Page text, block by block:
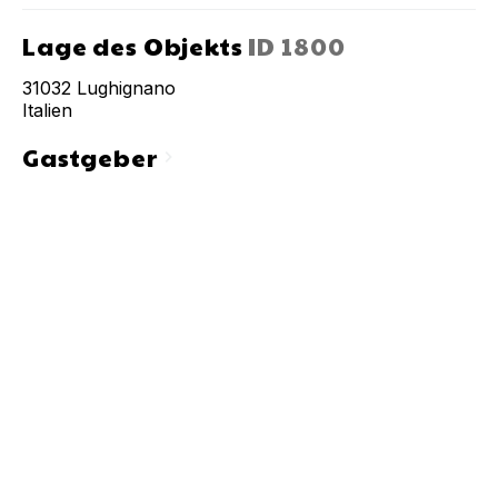
Lage des Objekts ID 1800
31032 Lughignano
Italien
Gastgeberchevron_right